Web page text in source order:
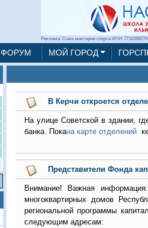
Реклама: Союз мастеров спорта ИНН 7718289279
ФОРУМ МОЙ ГОРОД
В Керчи откроется
На улице Советской в здании,
банка. Покана карте отделений
Представители Фонда
Внимание! Важная
многоквартирных домов
региональной программы
следующим адресам: